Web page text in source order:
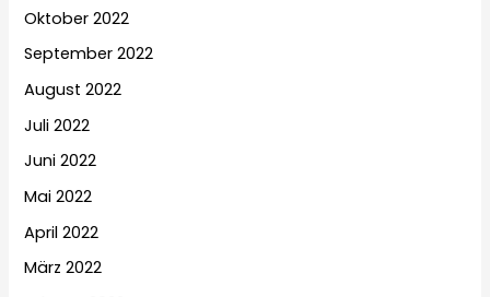
Oktober 2022
September 2022
August 2022
Juli 2022
Juni 2022
Mai 2022
April 2022
März 2022